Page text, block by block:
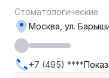
Стоматологические
Москва, ул.
+7 (495) ****